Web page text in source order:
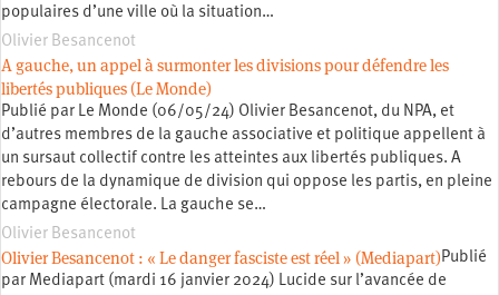
populaires d’une ville où la situation…
Olivier Besancenot
A gauche, un appel à surmonter les divisions pour défendre les
libertés publiques (Le Monde)
Publié par Le Monde (06/05/24) Olivier Besancenot, du NPA, et
d’autres membres de la gauche associative et politique appellent à
un sursaut collectif contre les atteintes aux libertés publiques. A
rebours de la dynamique de division qui oppose les partis, en pleine
campagne électorale. La gauche se…
Olivier Besancenot
Olivier Besancenot : « Le danger fasciste est réel » (Mediapart)Publié
par Mediapart (mardi 16 janvier 2024) Lucide sur l’avancée de